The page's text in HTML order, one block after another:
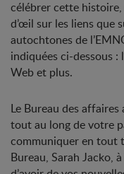
célébrer cette
d’œil sur les liens que
autochtones de
indiquées ci-dessous :
Web et plus.
Le Bureau des
tout au long de votre
communiquer en tout
Bureau, Sarah Jacko,